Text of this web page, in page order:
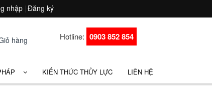
nhập Đăng ký
hàng Hotline: 0903 852 854
KIẾN THỨC THỦY LỰC LIÊN HỆ